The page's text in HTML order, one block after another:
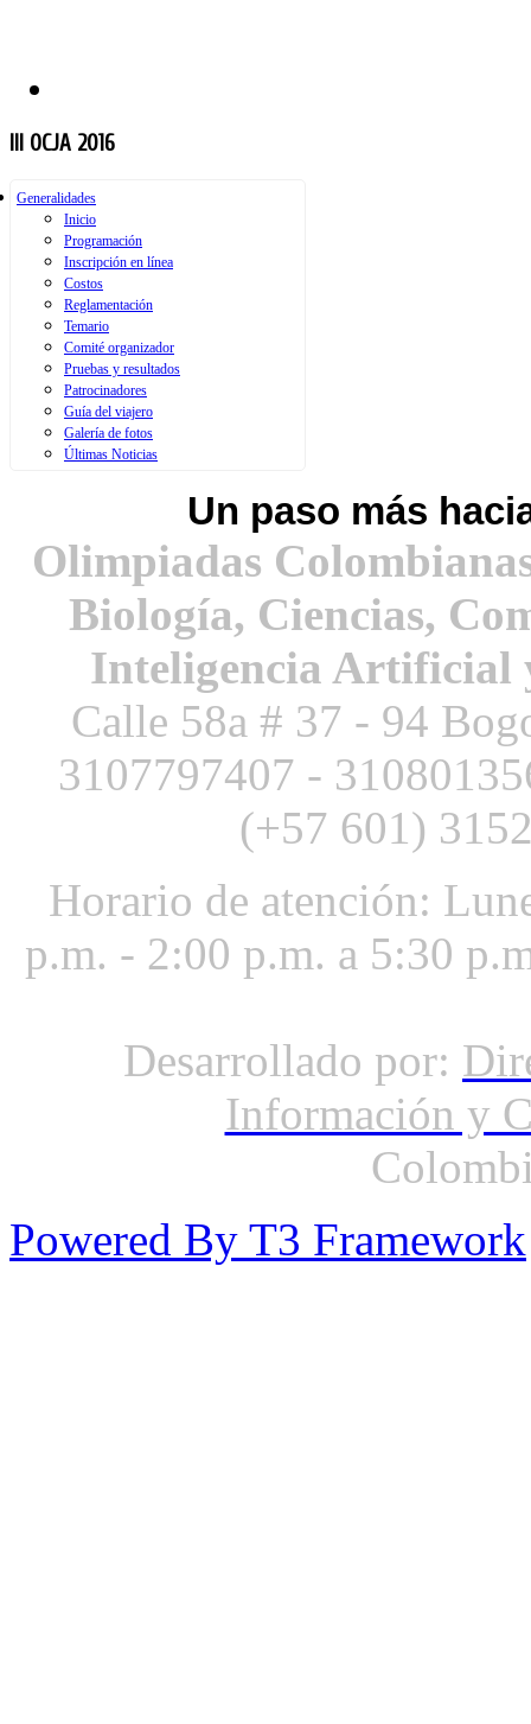
III OCJA 2016
Generalidades
Inicio
Programación
Inscripción en línea
Costos
Reglamentación
Temario
Comité organizador
Pruebas y resultados
Patrocinadores
Guía del viajero
Acerca de Colombia
Viajar a Colombia
Galería de fotos
Últimas Noticias
Un paso más
Olimpiadas
Biología, Ciencias,
Inteligencia Artificial
Calle 58a # 37 - 94
3107797407 -
(+57 601)
Horario de atención:
p.m. - 2:00 p.m. a 5:30
Desarrollado por:
Información y
Powered By T3 Framework